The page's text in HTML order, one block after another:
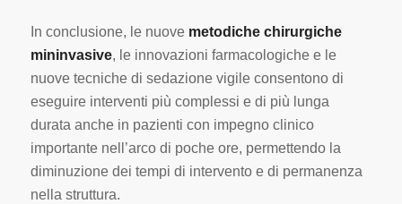
In conclusione, le nuove metodiche chirurgiche
mininvasive, le innovazioni farmacologiche e le
nuove tecniche di sedazione vigile consentono di
eseguire interventi più complessi e di più lunga
durata anche in pazienti con impegno clinico
importante nell’arco di poche ore, permettendo la
diminuzione dei tempi di intervento e di permanenza
nella struttura.